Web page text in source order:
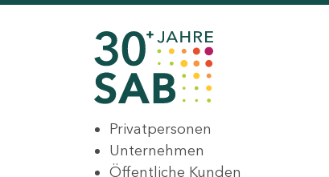
Privatpersonen
Unternehmen
Öffentliche Kunden